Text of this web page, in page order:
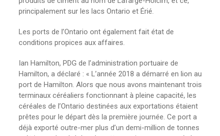
principalement sur les lacs Ontario et Érié.
Les ports de l’Ontario ont également fait état de
conditions propices aux affaires.
Ian Hamilton, PDG de l’administration portuaire de
Hamilton, a déclaré : « L’année 2018 a démarré en lion au
port de Hamilton. Alors que nous avons maintenant trois
terminaux céréaliers fonctionnant à pleine capacité, les
céréales de l’Ontario destinées aux exportations étaient
prêtes pour le départ dès la première journée. Ce port a
déjà exporté outre-mer plus d’un demi-million de tonnes